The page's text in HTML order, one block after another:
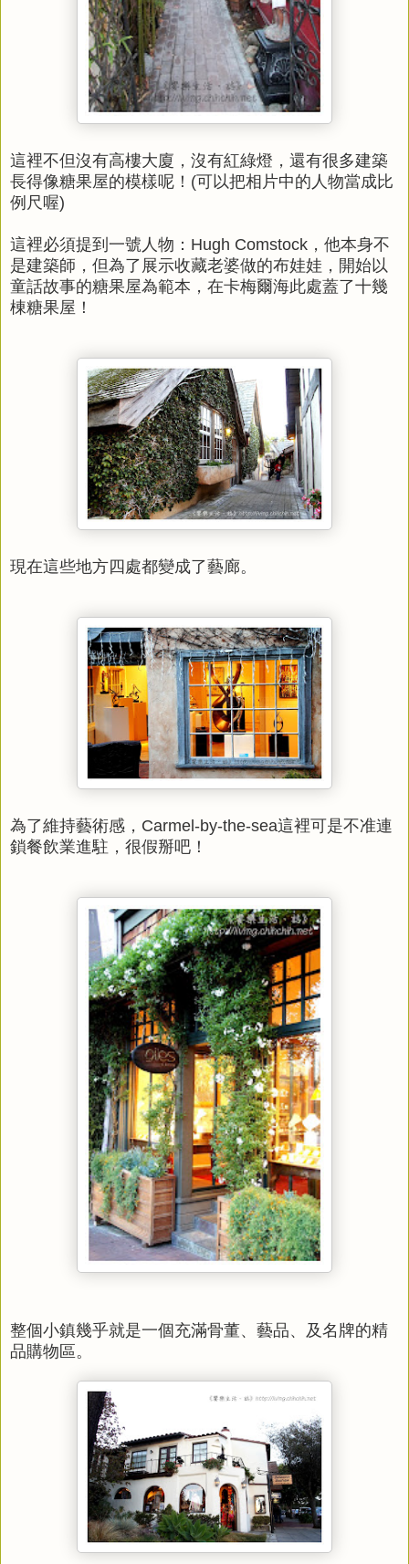
這裡不但沒有高樓大廈，沒有紅綠燈，還有很多建築
長得像糖果屋的模樣呢！ (可以把相片中的人物當成比
例尺喔)
這裡必須提到一號人物：Hugh Comstock，他本身不
是建築師，但為了展示收藏老婆做的布娃娃，開始以
童話故事的糖果屋為範本，在卡梅爾海此處蓋了十幾
棟糖果屋！
現在這些地方四處都變成了藝廊。
為了維持藝術感，Carmel-by-the-sea這裡可是不准連
鎖餐飲業進駐，很假掰吧！
整個小鎮幾乎就是一個充滿骨董、藝品、及名牌的精
品購物區。